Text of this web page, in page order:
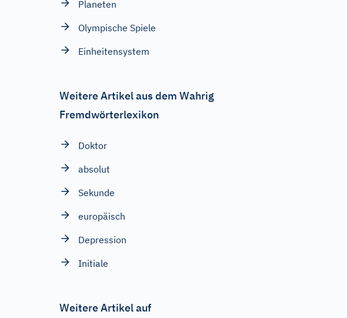
Planeten
Olympische Spiele
Einheitensystem
Weitere Artikel aus dem Wahrig
Fremdwörterlexikon
Doktor
absolut
Sekunde
europäisch
Depression
Initiale
Weitere Artikel auf